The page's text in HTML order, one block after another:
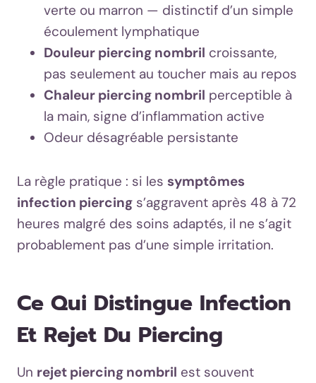
verte ou marron — distinctif d’un simple
écoulement lymphatique
Douleur piercing nombril croissante,
pas seulement au toucher mais au repos
Chaleur piercing nombril perceptible à
la main, signe d’inflammation active
Odeur désagréable persistante
La règle pratique : si les symptômes
infection piercing s’aggravent après 48 à 72
heures malgré des soins adaptés, il ne s’agit
probablement pas d’une simple irritation.
Ce Qui Distingue Infection
Et Rejet Du Piercing
Un rejet piercing nombril est souvent